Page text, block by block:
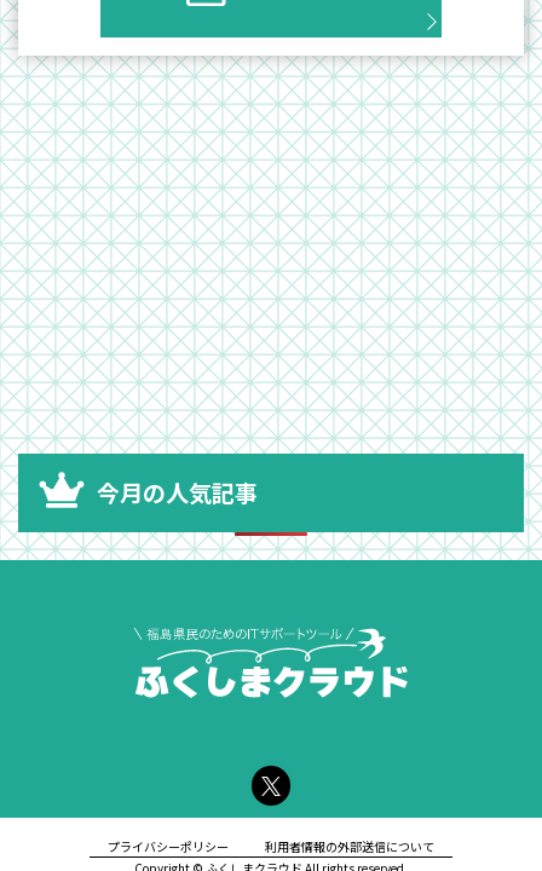
今月の人気記事
プライバシーポリシー
利用者情報の外部送信について